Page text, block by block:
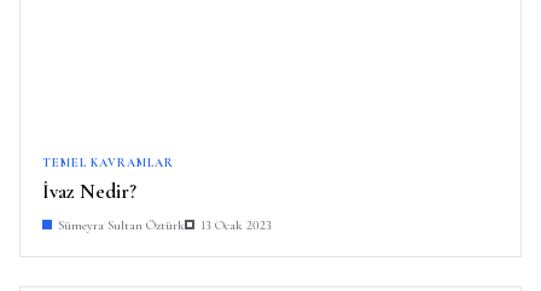
TEMEL KAVRAMLAR
İvaz Nedir?
Sümeyra Sultan Öztürk 13 Ocak 2023